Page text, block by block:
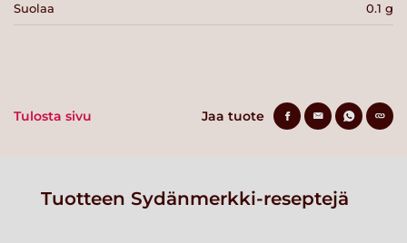
Suolaa 0.1 g
Tulosta sivu Jaa tuote
Tuotteen Sydänmerkki-reseptejä